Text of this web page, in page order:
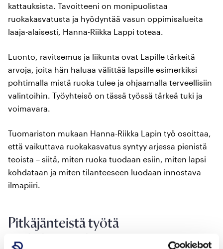
kattauksista. Tavoitteeni on monipuolistaa
ruokakasvatusta ja hyödyntää vasun oppimisalueita
laaja-alaisesti, Hanna-Riikka Lappi toteaa.
Luonto, ravitsemus ja liikunta ovat Lapille tärkeitä
arvoja, joita hän haluaa välittää lapsille esimerkiksi
pohtimalla mistä ruoka tulee ja ohjaamalla terveellisiin
valintoihin. Työyhteisö on tässä työssä tärkeä tuki ja
voimavara.
Tuomariston mukaan Hanna-Riikka Lapin työ osoittaa,
että vaikuttava ruokakasvatus syntyy arjessa pienistä
teoista – siitä, miten ruoka tuodaan esiin, miten lapsi
kohdataan ja miten tilanteeseen luodaan innostava
ilmapiiri.
Pitkäjänteistä työtä
ruokakasvatuksen eteen